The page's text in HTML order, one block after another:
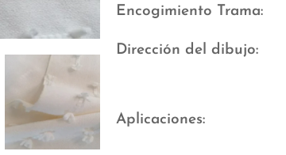
Encogimiento Trama
Dirección del dibujo
Aplicaciones